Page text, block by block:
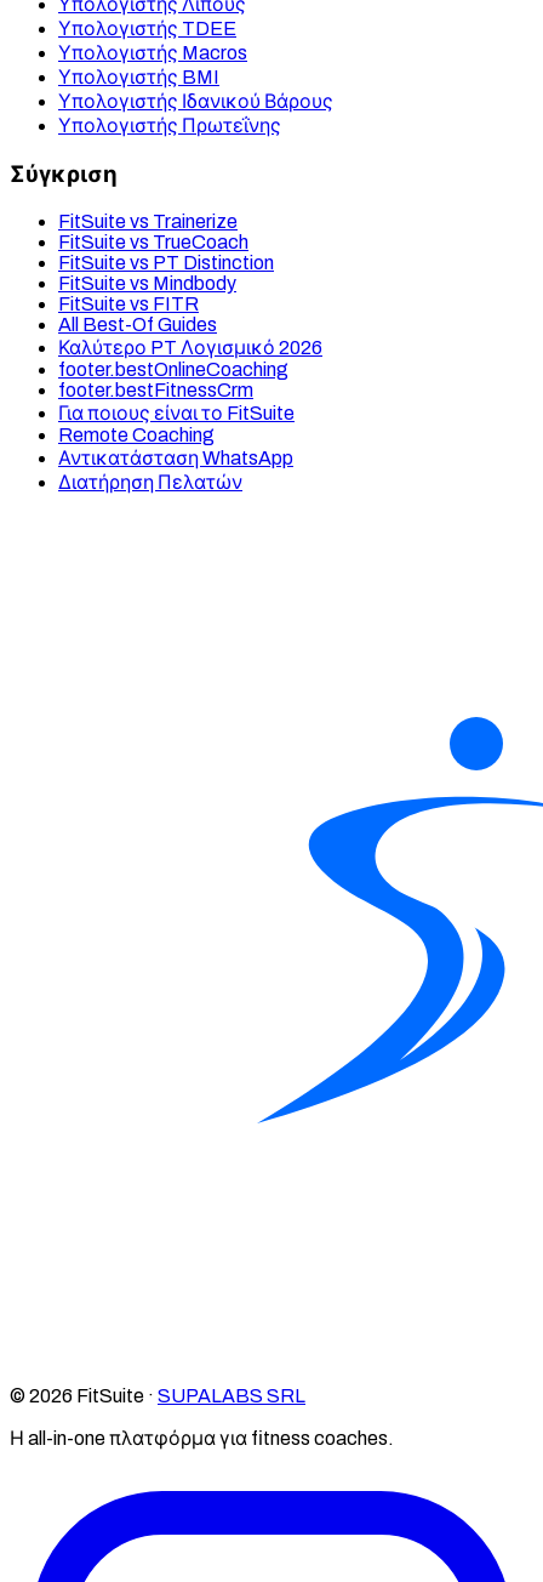
Υπολογιστής Λίπους
Υπολογιστής TDEE
Υπολογιστής Macros
Υπολογιστής BMI
Υπολογιστής Ιδανικού Βάρους
Υπολογιστής Πρωτεΐνης
Σύγκριση
FitSuite vs Trainerize
FitSuite vs TrueCoach
FitSuite vs PT Distinction
FitSuite vs Mindbody
FitSuite vs FITR
All Best-Of Guides
Καλύτερο PT Λογισμικό 2026
footer.bestOnlineCoaching
footer.bestFitnessCrm
Για ποιους είναι το FitSuite
Remote Coaching
Αντικατάσταση WhatsApp
Διατήρηση Πελατών
© 2026 FitSuite · SUPALABS SRL
Η all-in-one πλατφόρμα για fitness coaches.